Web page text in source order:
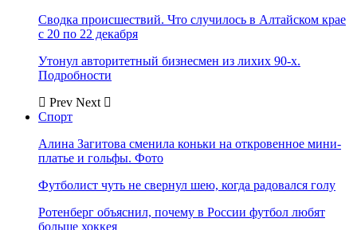
Сводка происшествий. Что случилось в Алтайском крае
с 20 по 22 декабря
Утонул авторитетный бизнесмен из лихих 90-х.
Подробности
Prev Next
Спорт
Алина Загитова сменила коньки на откровенное мини-
платье и гольфы. Фото
Футболист чуть не свернул шею, когда радовался голу
Ротенберг объяснил, почему в России футбол любят
больше хоккея